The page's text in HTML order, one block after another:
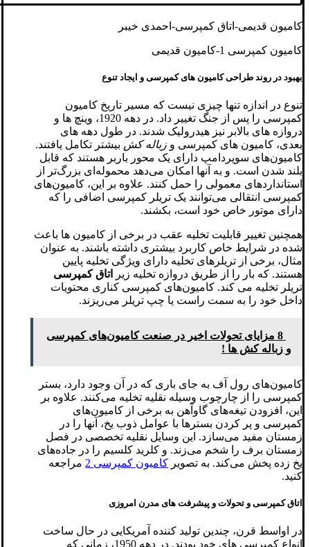
کامیون قدیمی-اتاق کمپرسی-احمدی خیبر
کامیون کمپرسی 1-کامیون قدیمی
بهبود در روند طراحی کامیون های کمپرسی و ایجاد تنوع
تنوع در اندازه تنها چیزی نیست که مسیر تاریخ کامیون
کمپرسی را پس از جنگ تغییر داد. در دهه 1920، وینچ ها و
دروازه های بالابر نیز هیدرولیک شدند. در طول دهه های
بعدی، کامیون های کمپرسی و زباله کش بیشتر تکامل یافتند.
کامیون‌های سوپردامپ دارای یک محور باربر هستند که قابل
بلند شدن است. و به آنها امکان می‌دهد محموله‌ای بزرگ‌تر از
استانداردهای معمولی را حمل کنند. علاوه بر این، کامیون‌های
کمپرسی انتقالی می‌توانند یک تریلر کمپرسی اضافی را که
دارای موتور خاص خود است، بکشند.
همچنین تغییر قابلیت تخلیه عقب در برخی از کامیون ها باعث
شده در شرایط خاص کاربرد بیشتری داشته باشند. به عنوان
مثال، برخی از تریلرهای تخلیه دارای ویژگی تخلیه پایین
هستند. که بار را از طریق دروازه تخلیه زیر
اتاق کمپرسی
تریلر تخلیه می کند. کامیون‌های کمپرسی کناری محتویات
داخل خود را به سمت راست یا چپ تریلر می‌ریزند.
8 مزایای تحولات اخیر در صنعت کامیون‌های کمپرسی
و زباله کش ها !
کامیون‌های رول آف به جای باری که در آن وجود دارد، بستر
کمپرسی را از چارچوب وسیله نقلیه تخلیه می‌کنند. علاوه بر
این، افزودن تیغه‌های گاوآهن به برخی از کامیون‌های
کمپرسی و پر کردن بسترها با عوامل ذوب یخ، آنها را در
زمستان مفید می‌سازد. این وسایل نقلیه تخصصی در فصل
زمستان برف را شخم می‌زند. و کلرید کلسیم را در جاده‌های
یخ زده پخش می‌کند. به تصویر کامیون کمپرسی 2
مراجعه
کنید.
اتاق کمپرسی و تحولات و پیشرفت های مدرن امروزی
در اواسط قرن، چندین تولید کننده آمریکایی در حال ساخت
انواع کمپرسی های خود بودند. در دهه 1950، زمانی که